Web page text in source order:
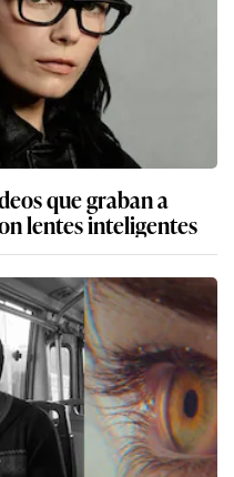
que graban a
lentes inteligentes